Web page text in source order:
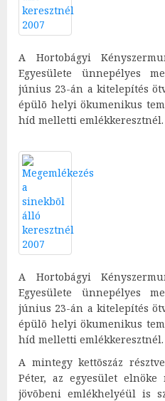
A Hortobágyi
Egyesülete ünnepélyes
június 23-án a kitelepítés
épülõ helyi ökumenikus
híd melletti emlékkeresztnél.
A Hortobágyi
Egyesülete ünnepélyes
június 23-án a kitelepítés
épülõ helyi ökumenikus
híd melletti emlékkeresztnél.
A mintegy kettõszáz
Péter, az egyesület
jövõbeni emlékhelyéül is